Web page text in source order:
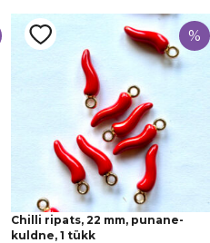
%
Chilli ripats, 22 mm, punane-
kuldne, 1 tükk